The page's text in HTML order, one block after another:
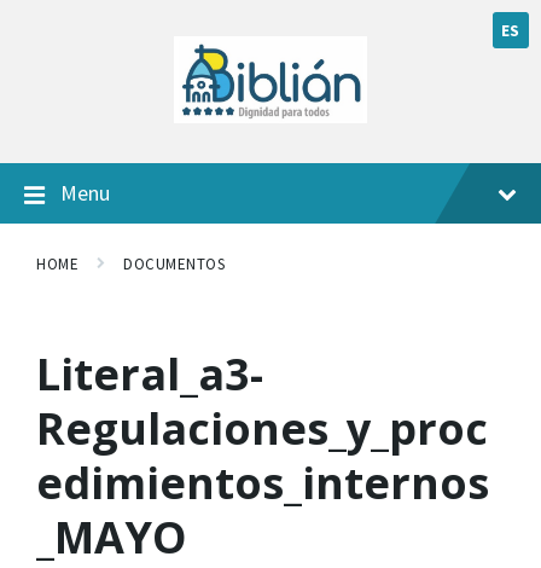
ES
Menu
HOME DOCUMENTOS
Literal_a3-
Regulaciones_y_proc
edimientos_internos
_MAYO